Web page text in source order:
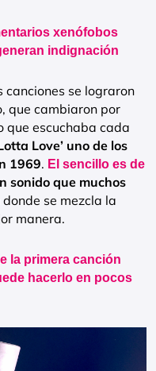
xenófobos
indignación
se lograron
que cambiaron por
que escuchaba cada
Love’ uno de los
1969. El sencillo es de
sonido que muchos
donde se mezcla la
manera.
la primera canción
hacerlo en pocos